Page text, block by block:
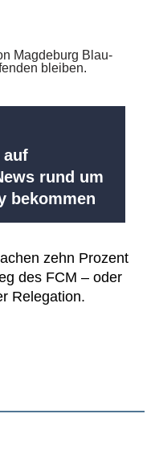
auf
rund um
bekommen
zehn Prozent
des FCM – oder
Relegation.